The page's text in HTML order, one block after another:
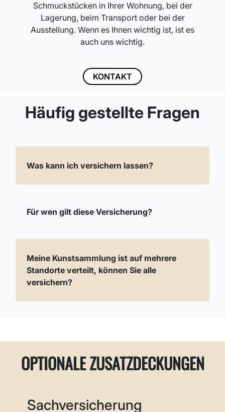
Schmuckstücken in Ihrer Wohnung, bei der
Lagerung, beim Transport oder bei der
Ausstellung. Wenn es Ihnen wichtig ist, ist es
auch uns wichtig.
KONTAKT
Häufig gestellte Fragen
Was kann ich versichern lassen?
Für wen gilt diese Versicherung?
Meine Kunstsammlung ist auf mehrere
Standorte verteilt, können Sie alle
versichern?
OPTIONALE ZUSATZDECKUNGEN
Sachversicherung